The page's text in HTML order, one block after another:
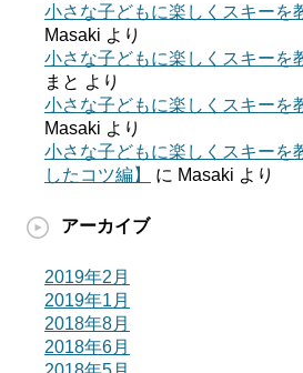
小さな子どもに楽しくスキーを
Masaki より
小さな子どもに楽しくスキーを
まと より
小さな子どもに楽しくスキーを
Masaki より
小さな子どもに楽しくスキーを
したコツ編】
に Masaki より
アーカイブ
2019年2月
2019年1月
2018年8月
2018年6月